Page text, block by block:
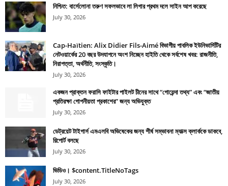
নিশ্চিত: বার্সেলোনা তরুণ সফলভাবে লা লিগার প্রথম দলে সাইন আপ করেছে
July 30, 2026
Cap-Haïtien: Alix Didier Fils-Aimé বিভাগীয় পাবলিক ইউনিভার্সিটির
নেটওয়ার্কের 20 বছর উদযাপনে অংশ নিচ্ছেন হাইতি থেকে সর্বশেষ খবর: রাজনীতি,
নিরাপত্তা, অর্থনীতি, সংস্কৃতি।
July 30, 2026
একজন প্রাক্তন ফরাসি ফাইটার পাইলট চীনের সাথে “গোয়েন্দা তথ্য” এবং “জাতীয়
প্রতিরক্ষা গোপনীয়তা প্রকাশের” জন্য অভিযুক্ত
July 30, 2026
ডেট্রয়েট টাইগার্স এমএলবি অভিষেকের জন্য শীর্ষ সম্ভাবনা ম্যাক্স ক্লার্ককে ডাকবে,
রিপোর্ট বলছে
July 30, 2026
ভিডিও। $content.TitleNoTags
July 30, 2026